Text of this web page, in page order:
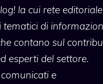
la cui rete editoriale
tematici di
contano sul
esperti del settore.
e